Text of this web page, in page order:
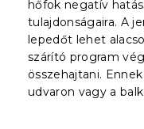
hőfok negatív
tulajdonságaira. A
lepedőt lehet
szárító program
összehajtani.
udvaron vagy a